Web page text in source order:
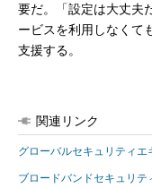
要だ。「設定は大丈夫
ービスを利用しなくて
支援する。
関連リンク
グローバルセキュリティエ
ブロードバンドセキュリテ